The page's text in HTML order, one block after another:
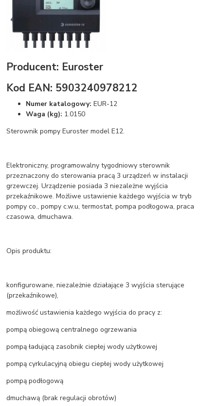
Producent: Euroster
Kod EAN: 5903240978212
Numer katalogowy: EUR-12
Waga (kg): 1.0150
Sterownik pompy Euroster model E12.
Elektroniczny, programowalny tygodniowy sterownik
przeznaczony do sterowania pracą 3 urządzeń w instalacji
grzewczej. Urządzenie posiada 3 niezależne wyjścia
przekaźnikowe. Możliwe ustawienie każdego wyjścia w tryb
pompy co., pompy c.w.u, termostat, pompa podłogowa, praca
czasowa, dmuchawa.
Opis produktu:
konfigurowane, niezależnie działające 3 wyjścia sterujące
(przekaźnikowe),
możliwość ustawienia każdego wyjścia do pracy z:
pompą obiegową centralnego ogrzewania
pompą ładującą zasobnik ciepłej wody użytkowej
pompą cyrkulacyjną obiegu ciepłej wody użytkowej
pompą podłogową
dmuchawą (brak regulacji obrotów)